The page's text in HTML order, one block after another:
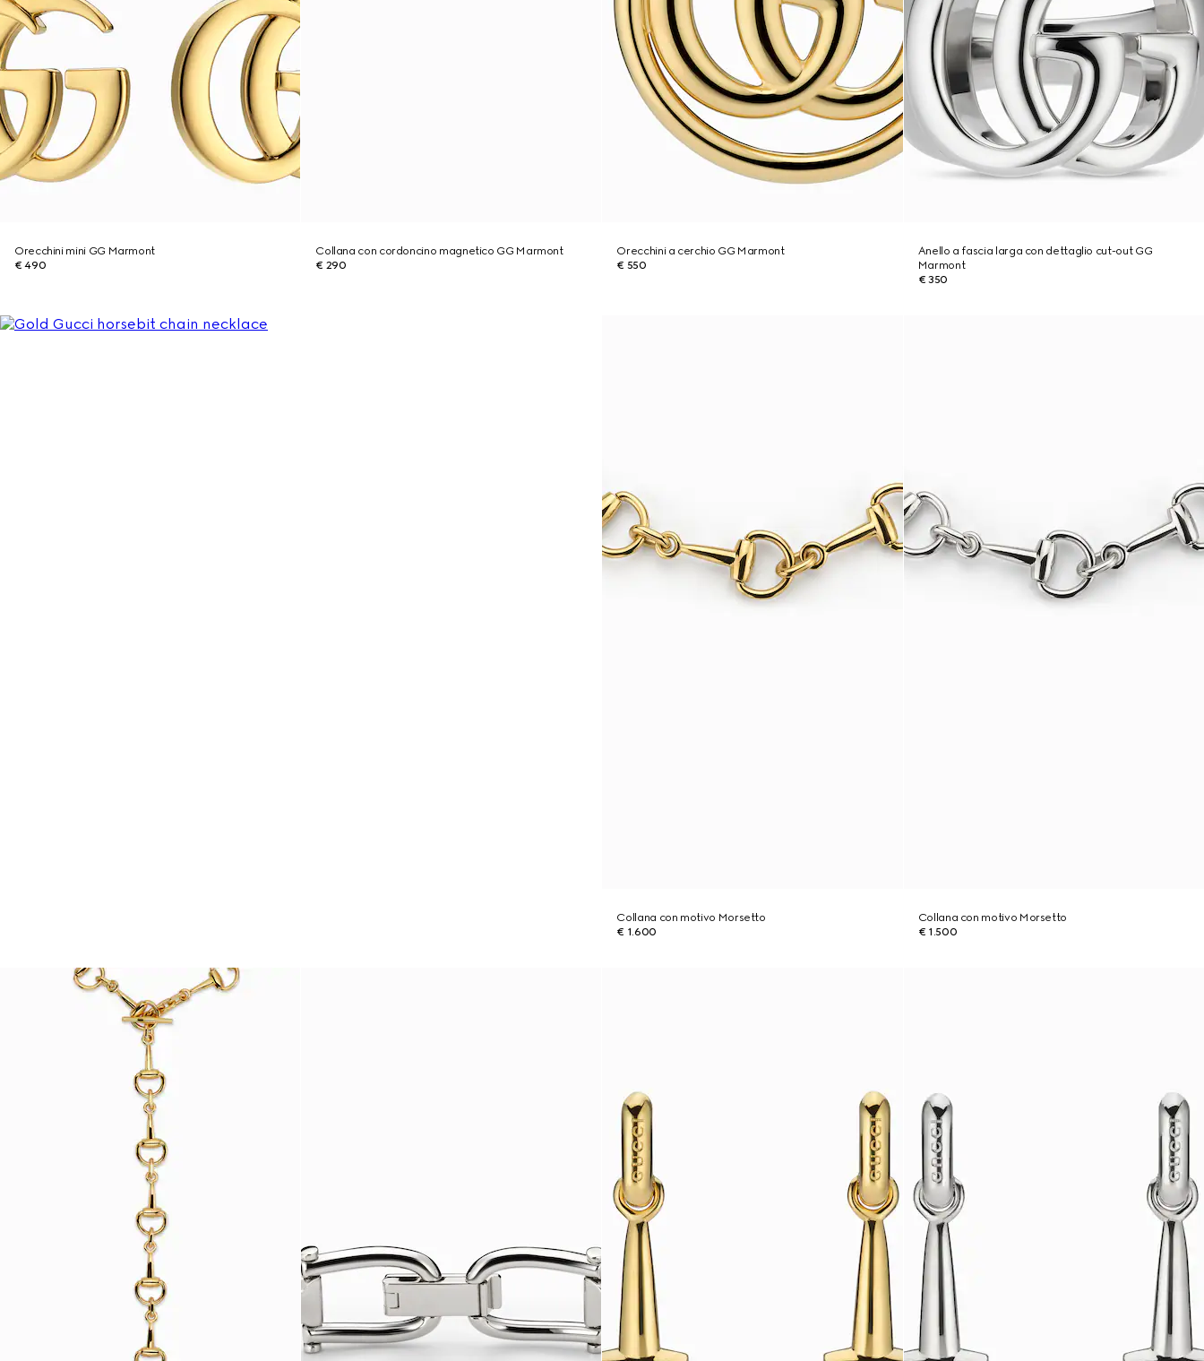
Orecchini mini GG Marmont
€ 490
Collana con cordoncino magnetico GG Marmont
€ 290
Orecchini a cerchio GG Marmont
€ 550
Anello a fascia larga con dettaglio cut-out GG
Marmont
€ 350
Collana con motivo Morsetto
€ 1.600
Collana con motivo Morsetto
€ 1.500